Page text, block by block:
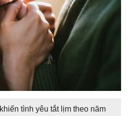
tình yêu tắt lịm theo năm